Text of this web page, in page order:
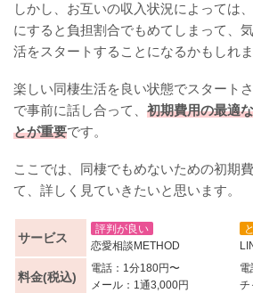
しかし、お互いの収入状況によっては
にすると負担割合でもめてしまって、
活をスタートすることになるかもしれま
楽しい同棲生活を良い状態でスタート
で事前に話し合って、 初期費用の最適
とが重要です。
ここでは、同棲でもめないための初期
て、詳しく見ていきたいと思います。
サービス
評判が良い
恋愛相談METHOD
料金(税込)
電話：1分180円〜
メール：1通3,000円
チ